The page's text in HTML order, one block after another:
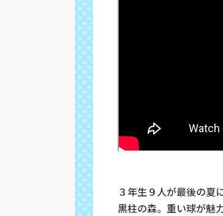
３年生９人が最後の夏
黒柱の森。重い球が魅